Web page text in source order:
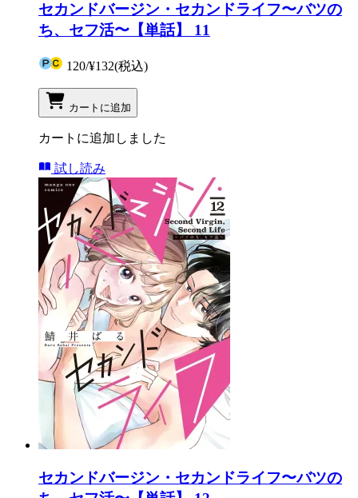
セカンドバージン・セカンドライフ〜バツの
ち、セフ活〜【単話】 11
120/¥132(税込)
カートに追加
カートに追加しました
試し読み
セカンドバージン・セカンドライフ〜バツの